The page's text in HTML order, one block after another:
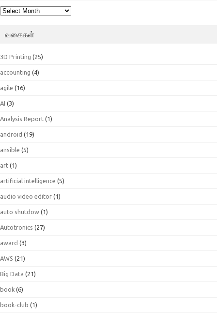
பெட்டகம்
வகைகள்
3D Printing (25)
accounting (4)
agile (16)
AI (3)
Analysis Report (1)
android (19)
ansible (5)
art (1)
artificial intelligence (5)
audio video editor (1)
auto shutdow (1)
Autotronics (27)
award (3)
AWS (21)
Big Data (21)
book (6)
book-club (1)